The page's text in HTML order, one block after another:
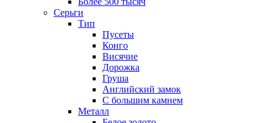
Серьги
Тип
Пусеты
Конго
Висячие
Дорожка
Груша
Английский замок
С большим камнем
Металл